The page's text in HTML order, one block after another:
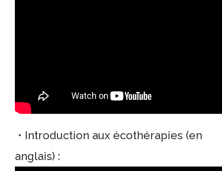
• Introduction aux écothérapies (en
anglais) :